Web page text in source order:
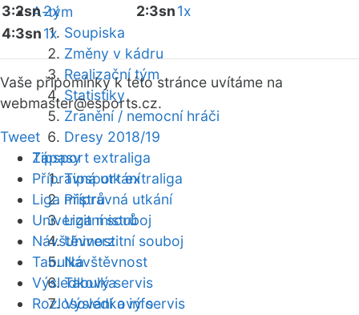
A-tým
Soupiska
Změny v kádru
Realizační tým
Statistiky
Zranění / nemocní hráči
Dresy 2018/19
Zápasy
Tipsport extraliga
Přípravná utkání
Liga mistrů
Univerzitní souboj
Návštěvnost
Tabulka
Výsledkový servis
3:2sn2x
4:3sn1x
2:3sn1x
Vaše připomínky k této stránce uvítáme na
webmaster@esports.cz.
Tweet
Tipsport extraliga
Přípravná utkání
Liga mistrů
Univerzitní souboj
Návštěvnost
Tabulka
Výsledkový servis
Rozlosování a info